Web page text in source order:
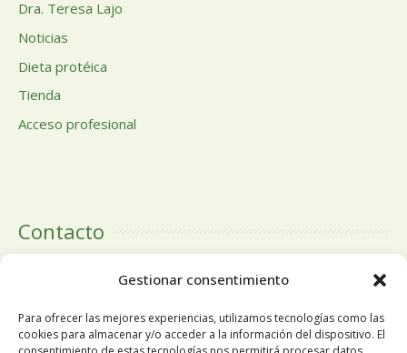
Gestionar consentimiento
Para ofrecer las mejores experiencias, utilizamos tecnologías como las
cookies para almacenar y/o acceder a la información del dispositivo. El
Dra. Teresa Lajo
Noticias
Dieta protéica
Tienda
Acceso profesional
Contacto
Calle Doctor Calero, 19 Centro Comercial El Tutti 1ª Planta,